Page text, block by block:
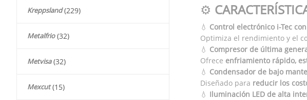
Kreppsland (229)
Metalfrio (32)
Metvisa (32)
Mexcut (15)
⚙️
💧 Control electrónico i-Tec
Optimiza el rendimiento y el
💧 Compresor de última
Ofrece enfriamiento rápido,
💧 Condensador de bajo
Diseñado para reducir los
💧 Iluminación LED de alta